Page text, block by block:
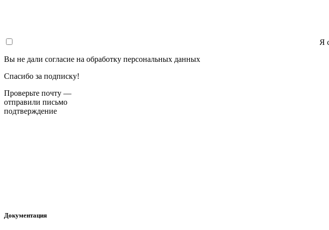
Я
Вы не дали согласие на обработку персональных данных
Спасибо за подписку!
Проверьте почту —
отправили письмо
подтверждение
Документация